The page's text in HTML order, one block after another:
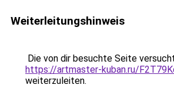
Weiterleitungshinweis
Die von dir besuchte Seite
https://artmaster-kuban.ru/
weiterzuleiten.